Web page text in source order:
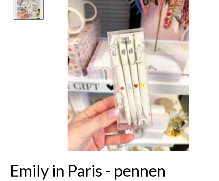
Emily in Paris - pennen